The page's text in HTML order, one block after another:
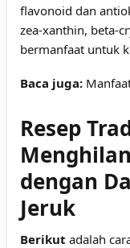
flavonoid dan
zea-xanthin, beta-
bermanfaat untuk
Baca juga:
Resep
dengan
Jeruk
Berikut adalah